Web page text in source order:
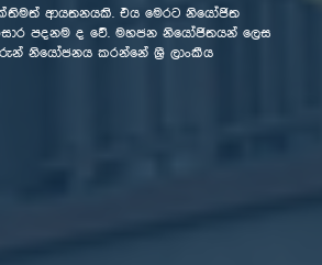
ආයතනයකි. එය මෙරට නියෝජිත
පදනම ද වේ. මහජන නියෝජිතයන් ලෙස
නියෝජනය කරන්නේ ශ්‍රී ලාංකීය
ආයතනයකි. එය මෙරට නියෝජිත
පදනම ද වේ. මහජන නියෝජිතයන් ලෙස
නියෝජනය කරන්නේ ශ්‍රී ලාංකීය